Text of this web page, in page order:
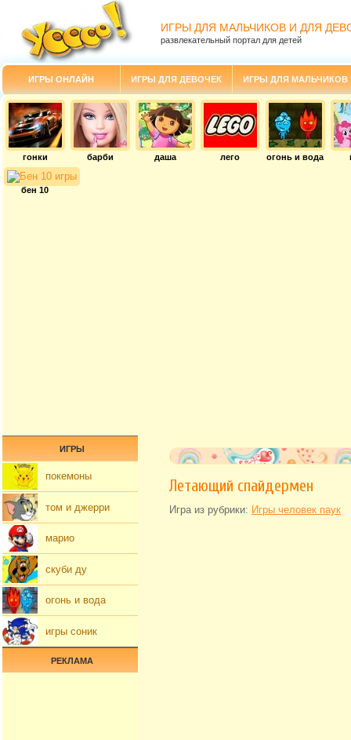
ИГРЫ ДЛЯ МАЛЬЧИКОВ И ДЛЯ
развлекательный портал для детей
ИГРЫ ОНЛАЙН ИГРЫ ДЛЯ ДЕВОЧЕК ИГРЫ ДЛЯ МАЛЬЧИКОВ
гонки барби даша лего огонь и вода
бен 10
Летающий спайдермен
Игра из рубрики: Игры человек паук
ИГРЫ
покемоны
том и джерри
марио
скуби ду
огонь и вода
игры соник
РЕКЛАМА